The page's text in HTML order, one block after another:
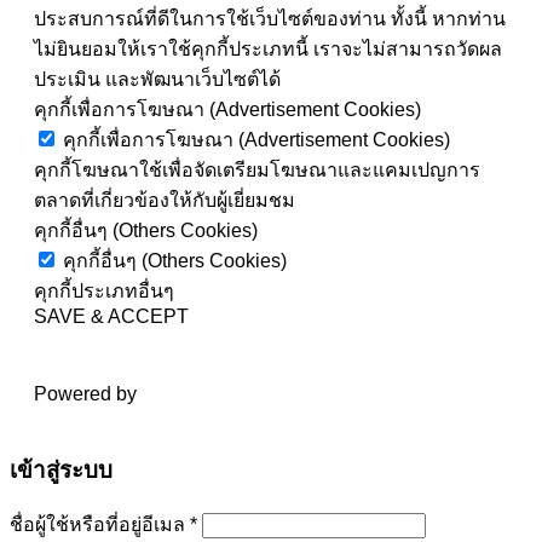
ประสบการณ์ที่ดีในการใช้เว็บไซต์ของท่าน ทั้งนี้ หากท่าน
ไม่ยินยอมให้เราใช้คุกกี้ประเภทนี้ เราจะไม่สามารถวัดผล
ประเมิน และพัฒนาเว็บไซต์ได้
คุกกี้เพื่อการโฆษณา (Advertisement Cookies)
คุกกี้เพื่อการโฆษณา (Advertisement Cookies)
คุกกี้โฆษณาใช้เพื่อจัดเตรียมโฆษณาและแคมเปญการ
ตลาดที่เกี่ยวข้องให้กับผู้เยี่ยมชม
คุกกี้อื่นๆ (Others Cookies)
คุกกี้อื่นๆ (Others Cookies)
คุกกี้ประเภทอื่นๆ
SAVE & ACCEPT
Powered by
เข้าสู่ระบบ
ชื่อผู้ใช้หรือที่อยู่อีเมล *ต้องการ